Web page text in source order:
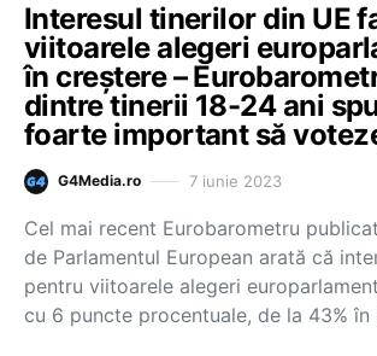
Interesul tinerilor din UE
viitoarele alegeri
în creștere –
dintre tinerii 18-24 ani
foarte important să
G4Media.ro 7 iunie 2023
Cel mai recent Eurobarometru
de Parlamentul European arată că
pentru viitoarele alegeri
cu 6 puncte procentuale, de la 43% în